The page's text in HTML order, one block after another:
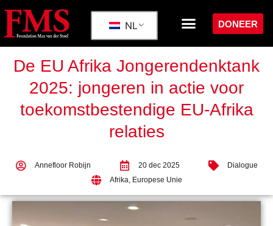
NL DONEER
De EU Afrika Jongerendenktank
2025: jongeren in actie voor
toekomstbestendige EU-Afrika
relaties
Annefloor Robijn 20 dec 2025
Dialogue
Afrika, Europese Unie